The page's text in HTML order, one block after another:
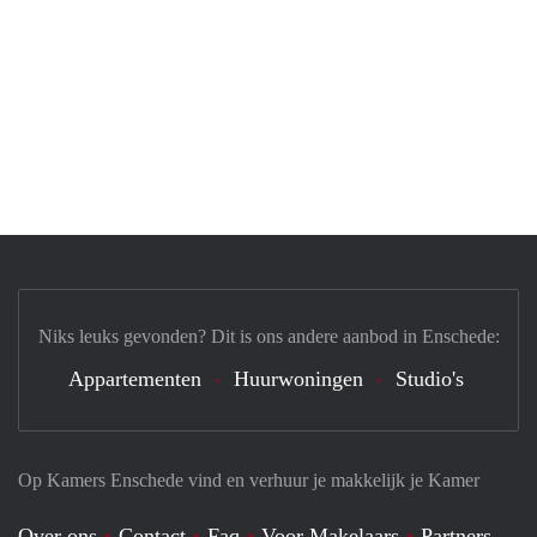
Op Kamers Enschede vind en verhuur je makkelijk je Kamer
Niks leuks gevonden? Dit is ons andere aanbod in Enschede:
Appartementen Huurwoningen Studio's